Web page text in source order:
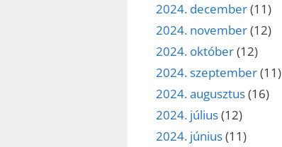
2024. december(11)
2024. november(12)
2024. október(12)
2024. szeptember(11)
2024. augusztus(16)
2024. július(12)
2024. június(11)